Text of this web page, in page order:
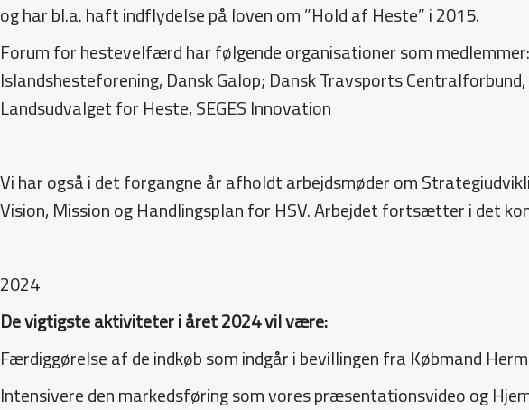
og har bl.a. haft indflydelse på loven om ”Hold af Heste” i 2015.
Forum for hestevelfærd har følgende organisationer som
Islandshesteforening, Dansk Galop; Dansk Travsports
Landsudvalget for Heste, SEGES Innovation
Vi har også i det forgangne år afholdt arbejdsmøder om
Vision, Mission og Handlingsplan for HSV. Arbejdet fortsætter i det
2024
De vigtigste aktiviteter i året 2024 vil være:
Færdiggørelse af de indkøb som indgår i bevillingen fra Købmand
Intensivere den markedsføring som vores præsentationsvideo og